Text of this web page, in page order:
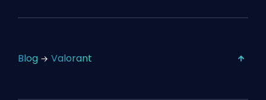
Blog Valorant